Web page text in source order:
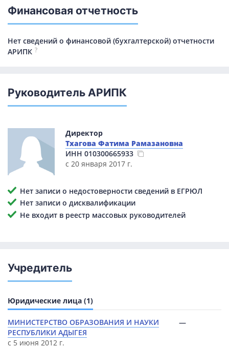
Финансовая отчетность
Нет сведений о финансовой (бухгалтерской) отчетности
АРИПК ?
Руководитель АРИПК
Директор
Тхагова Фатима Рамазановна
ИНН 010300665933
с 20 января 2017 г.
Нет записи о недостоверности сведений в ЕГРЮЛ
Нет записи о дисквалификации
Не входит в реестр массовых руководителей
Учредитель
Юридические лица (1)
МИНИСТЕРСТВО ОБРАЗОВАНИЯ И НАУКИ
РЕСПУБЛИКИ АДЫГЕЯ
с 5 июня 2012 г.
—